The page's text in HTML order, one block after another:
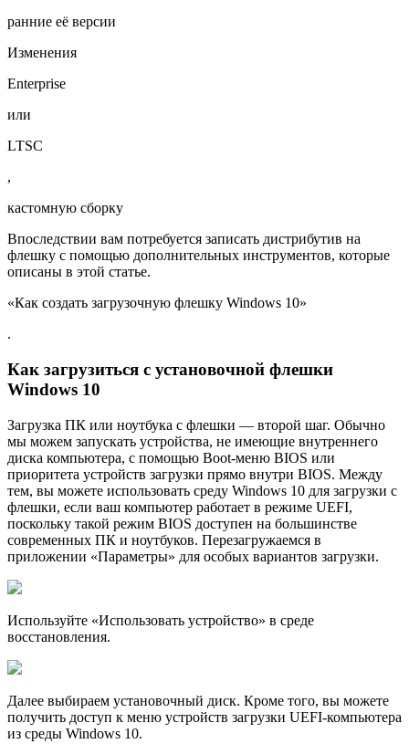
ранние её версии
Изменения
Enterprise
или
LTSC
,
кастомную сборку
Впоследствии вам потребуется записать дистрибутив на
флешку с помощью дополнительных инструментов, которые
описаны в этой статье.
«Как создать загрузочную флешку Windows 10»
.
Как загрузиться с установочной флешки
Windows 10
Загрузка ПК или ноутбука с флешки — второй шаг. Обычно
мы можем запускать устройства, не имеющие внутреннего
диска компьютера, с помощью Boot-меню BIOS или
приоритета устройств загрузки прямо внутри BIOS. Между
тем, вы можете использовать среду Windows 10 для загрузки с
флешки, если ваш компьютер работает в режиме UEFI,
поскольку такой режим BIOS доступен на большинстве
современных ПК и ноутбуков. Перезагружаемся в
приложении «Параметры» для особых вариантов загрузки.
Используйте «Использовать устройство» в среде
восстановления.
Далее выбираем установочный диск. Кроме того, вы можете
получить доступ к меню устройств загрузки UEFI-компьютера
из среды Windows 10.